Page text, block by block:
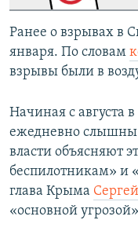
Ранее о взрывах в
января. По словам
взрывы были в
Начиная с августа
ежедневно слышны
власти объясняют
беспилотникам» и
глава Крыма
«основной